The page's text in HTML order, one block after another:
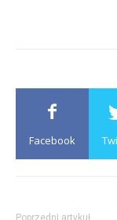
Facebook
Poprzedni artykuł